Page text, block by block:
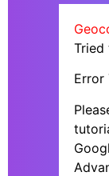
Tried
Error